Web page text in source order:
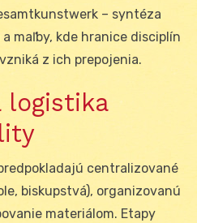
– syntéza
maľby, kde hranice disciplín
z ich prepojenia.
logistika
centralizované
biskupstvá), organizovanú
materiálom. Etapy